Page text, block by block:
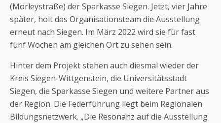
(Morleystraße) der Sparkasse Siegen. Jetzt, vier Jahre
später, holt das Organisationsteam die Ausstellung
erneut nach Siegen. Im März 2022 wird sie für fast
fünf Wochen am gleichen Ort zu sehen sein.
Hinter dem Projekt stehen auch diesmal wieder der
Kreis Siegen-Wittgenstein, die Universitätsstadt
Siegen, die Sparkasse Siegen und weitere Partner aus
der Region. Die Federführung liegt beim Regionalen
Bildungsnetzwerk. „Die Resonanz auf die Ausstellung